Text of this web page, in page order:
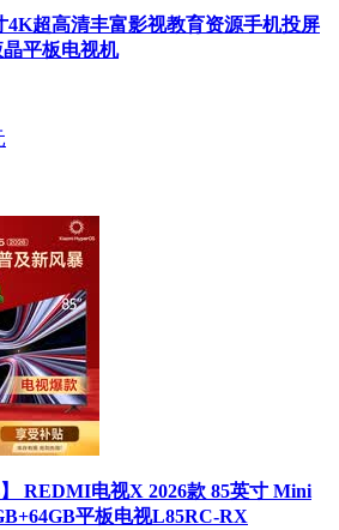
4K超高清丰富影视教育资源手机投屏
平板电视机
REDMI电视X 2026款 85英寸 Mini
平板电视L85RC-RX